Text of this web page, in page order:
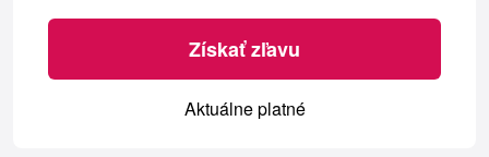
Získať zľavu
Aktuálne platné